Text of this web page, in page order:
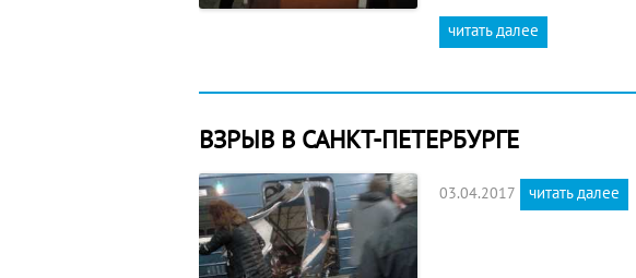
читать далее
ВЗРЫВ В САНКТ-ПЕТЕРБУРГЕ
03.04.2017 читать далее